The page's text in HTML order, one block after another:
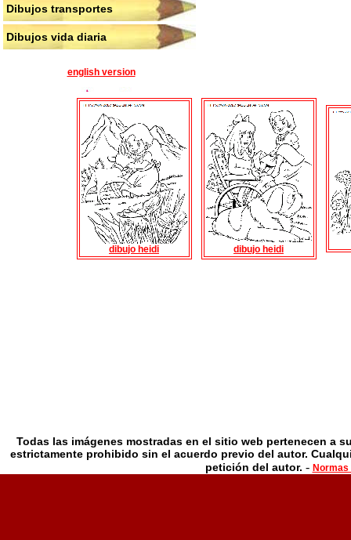
Dibujos transportes
Dibujos vida diaria
english version
dibujo heidi dibujo heidi
Todas las imágenes mostradas en el sitio web pertenecen a
estrictamente prohibido sin el acuerdo previo del autor.
petición del autor. -